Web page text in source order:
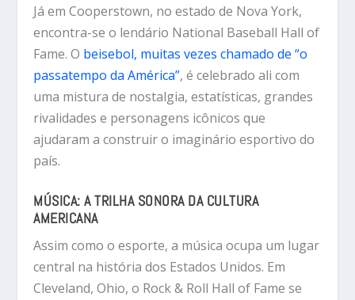
Já emCooperstown, no estado de Nova York,
encontra-se o lendário National Baseball Hall of
Fame. O beisebol, muitas vezes chamado de “o
passatempo da América”, é celebrado ali com
uma mistura de nostalgia, estatísticas, grandes
rivalidades e personagens icônicos que
ajudaram a construir o imaginário esportivo do
país.
MÚSICA: A TRILHA SONORA DA CULTURA
AMERICANA
Assim como o esporte, a música ocupa um lugar
central na história dos Estados Unidos. Em
Cleveland, Ohio, o Rock & Roll Hall of Fame se